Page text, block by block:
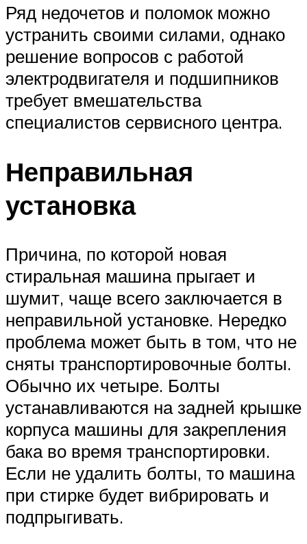
Ряд недочетов и поломок можно
устранить своими силами, однако
решение вопросов с работой
электродвигателя и подшипников
требует вмешательства
специалистов сервисного центра.
Неправильная
установка
Причина, по которой новая
стиральная машина прыгает и
шумит, чаще всего заключается в
неправильной установке. Нередко
проблема может быть в том, что не
сняты транспортировочные болты.
Обычно их четыре. Болты
устанавливаются на задней крышке
корпуса машины для закрепления
бака во время транспортировки.
Если не удалить болты, то машина
при стирке будет вибрировать и
подпрыгивать.